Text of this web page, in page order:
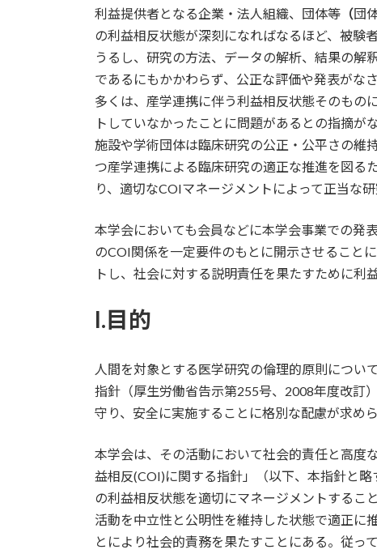
利益提供者となる企業・法人組織、団体等 （団
の利益相反状態が深刻になればなるほど、被験
うるし、研究の方法、データの解析、結果の解
であるにもかかわらず、公正な評価や発表がな
多くは、産学連携に伴う利益相反状態そのもの
トしていなかったことに問題があるとの指摘が
施設や学術団体は臨床研究の公正・公平さの維
つ産学連携による臨床研究の適正な推進を図る
り、適切なCOIマネージメントによって正当な
本学会においても会員などに本学会事業での発
のCOI関係を一定要件のもとに開示させること
トし、社会に対する説明責任を果たすために利
I.目的
人間を対象とする医学研究の倫理的原則につい
指針（厚生労働省告示第255号、2008年度改訂
守り、安全に実施することに格別な配慮が求めら
本学会は、その活動において社会的責任と高度
益相反(COI)に関する指針」（以下、本指針と
の利益相反状態を適切にマネージメントするこ
活動を中立性と公明性を維持した状態で適正に
とにより社会的責務を果たすことにある。従っ